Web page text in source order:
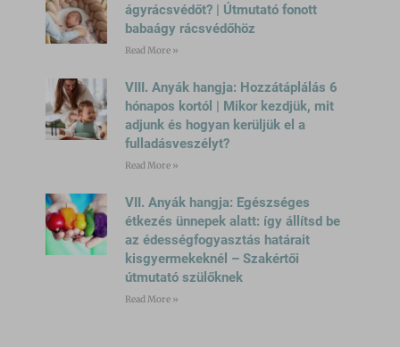
ágyrácsvédőt? | Útmutató fonott
babaágy rácsvédőhöz
Read More »
VIII. Anyák hangja: Hozzátáplálás 6
hónapos kortól | Mikor kezdjük, mit
adjunk és hogyan kerüljük el a
fulladásveszélyt?
Read More »
VII. Anyák hangja: Egészséges
étkezés ünnepek alatt: így állítsd be
az édességfogyasztás határait
kisgyermekeknél – Szakértői
útmutató szülőknek
Read More »